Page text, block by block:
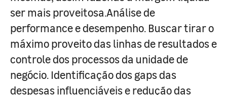
ser mais proveitosa.Análise de
performance e desempenho. Buscar tirar o
máximo proveito das linhas de resultados e
controle dos processos da unidade de
negócio. Identificação dos gaps das
despesas influenciáveis e redução das